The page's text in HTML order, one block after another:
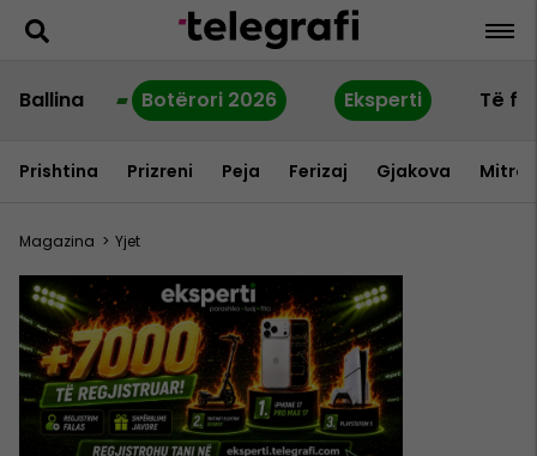
Ballina Botërori 2026 Eksperti Të
Prishtina Prizreni Peja Ferizaj Gjakova
Magazina > Yjet